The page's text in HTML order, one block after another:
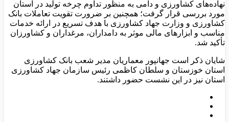
نهاده‌های کشاورزی و دامی به منظور تداوم چرخه تولید در استان
مورد بررسی قرار گرفت؛ همچنین بر ضرورت تقویت تعاملات بانک
کشاورزی و وزارت جهاد کشاورزی با هدف تسریع در ارائه خدمات
مناسب و ابزارهای مالی موثر به دامداران، مرغداران و کشاورزان
تأکید شد.
شایان ذکر است جهانپور معماریان مدیر شعب بانک کشاورزی
استان خوزستان و سلطان کاظمی رئیس سازمان جهاد کشاورزی
استان نیز در این نشست حضور داشتند.